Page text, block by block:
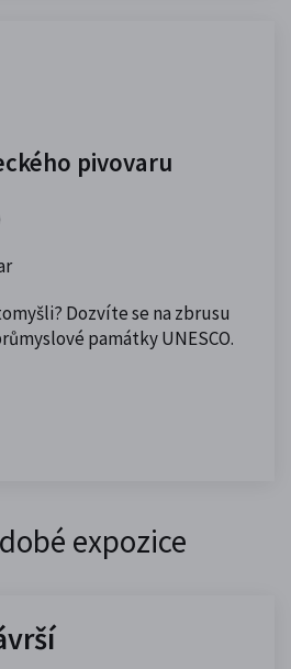
pivovaru
Dozvíte se na zbrusu
památky UNESCO.
expozice